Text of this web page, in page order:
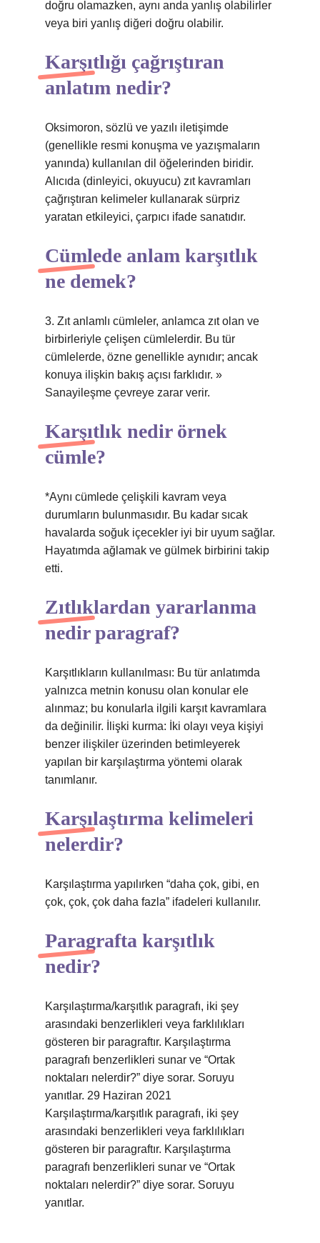
doğru olamazken, aynı anda yanlış olabilirler
veya biri yanlış diğeri doğru olabilir.
Karşıtlığı çağrıştıran
anlatım nedir?
Oksimoron, sözlü ve yazılı iletişimde
(genellikle resmi konuşma ve yazışmaların
yanında) kullanılan dil öğelerinden biridir.
Alıcıda (dinleyici, okuyucu) zıt kavramları
çağrıştıran kelimeler kullanarak sürpriz
yaratan etkileyici, çarpıcı ifade sanatıdır.
Cümlede anlam karşıtlık
ne demek?
3. Zıt anlamlı cümleler, anlamca zıt olan ve
birbirleriyle çelişen cümlelerdir. Bu tür
cümlelerde, özne genellikle aynıdır; ancak
konuya ilişkin bakış açısı farklıdır. »
Sanayileşme çevreye zarar verir.
Karşıtlık nedir örnek
cümle?
*Aynı cümlede çelişkili kavram veya
durumların bulunmasıdır. Bu kadar sıcak
havalarda soğuk içecekler iyi bir uyum sağlar.
Hayatımda ağlamak ve gülmek birbirini takip
etti.
Zıtlıklardan yararlanma
nedir paragraf?
Karşıtlıkların kullanılması: Bu tür anlatımda
yalnızca metnin konusu olan konular ele
alınmaz; bu konularla ilgili karşıt kavramlara
da değinilir. İlişki kurma: İki olayı veya kişiyi
benzer ilişkiler üzerinden betimleyerek
yapılan bir karşılaştırma yöntemi olarak
tanımlanır.
Karşılaştırma kelimeleri
nelerdir?
Karşılaştırma yapılırken “daha ​​çok, gibi, en
çok, çok, çok daha fazla” ifadeleri kullanılır.
Paragrafta karşıtlık
nedir?
Karşılaştırma/karşıtlık paragrafı, iki şey
arasındaki benzerlikleri veya farklılıkları
gösteren bir paragraftır. Karşılaştırma
paragrafı benzerlikleri sunar ve “Ortak
noktaları nelerdir?” diye sorar. Soruyu
yanıtlar. 29 Haziran 2021
Karşılaştırma/karşıtlık paragrafı, iki şey
arasındaki benzerlikleri veya farklılıkları
gösteren bir paragraftır. Karşılaştırma
paragrafı benzerlikleri sunar ve “Ortak
noktaları nelerdir?” diye sorar. Soruyu
yanıtlar.